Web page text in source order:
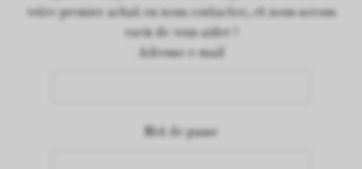
votre premier achat ou nous contacter, et nous serons
ravis de vous aider !
Adresse e-mail
Mot de passe